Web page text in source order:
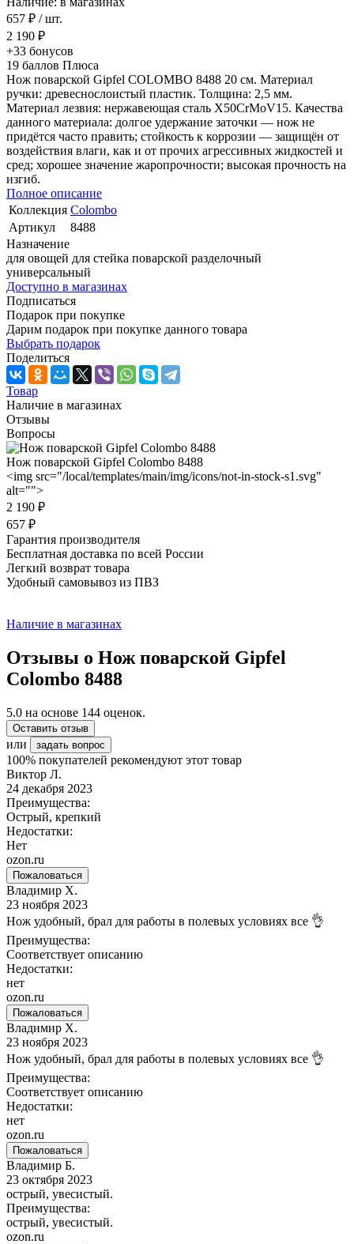
657 ₽ / шт.
2 190 ₽
+33 бонусов
19 баллов Плюса
Нож поварской Gipfel COLOMBO 8488 20 см. Материал
ручки: древеснослоистый пластик. Толщина: 2,5 мм.
Материал лезвия: нержавеющая сталь X50CrMoV15. Качества
данного материала: долгое удержание заточки — нож не
придётся часто править; стойкость к коррозии — защищён от
воздействия влаги, как и от прочих агрессивных жидкостей и
сред; хорошее значение жаропрочности; высокая прочность на
изгиб.
Полное описание
Коллекция Colombo
Артикул
8488
Назначение
для овощей для стейка поварской разделочный
универсальный
Доступно в магазинах
Подписаться
Подарок при покупке
Дарим подарок при покупке данного товара
Выбрать подарок
Поделиться
Товар
Наличие в магазинах
Отзывы
Вопросы
Нож поварской Gipfel Colombo 8488
<img src="/local/templates/main/img/icons/not-in-stock-s1.svg"
alt="">
2 190 ₽
657 ₽
Гарантия производителя
Бесплатная доставка по всей России
Легкий возврат товара
Удобный самовывоз из ПВЗ
Наличие в магазинах
Отзывы о Нож поварской Gipfel
Colombo 8488
5.0 на основе 144 оценок.
Оставить отзыв
или задать вопрос
100% покупателей рекомендуют этот товар
Виктор Л.
24 декабря 2023
Преимущества:
Острый, крепкий
Недостатки:
Нет
ozon.ru
Пожаловаться
Владимир Х.
23 ноября 2023
Нож удобный, брал для работы в полевых условиях все 👌
Преимущества:
Соответствует описанию
Недостатки:
нет
ozon.ru
Пожаловаться
Владимир Х.
23 ноября 2023
Нож удобный, брал для работы в полевых условиях все 👌
Преимущества:
Соответствует описанию
Недостатки:
нет
ozon.ru
Пожаловаться
Владимир Б.
23 октября 2023
острый, увесистый.
Преимущества:
острый, увесистый.
ozon.ru